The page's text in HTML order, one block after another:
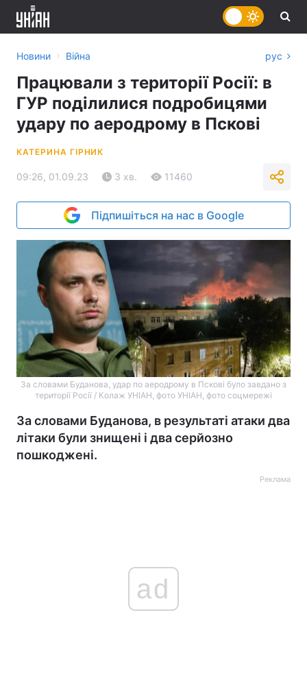
Новини › Війна рус
Працювали з території Росії: в
ГУР поділилися подробицями
удару по аеродрому в Пскові
КАТЕРИНА ГІРНИК
09:26, 01.09.23 3 хв. 11460
Підпишіться на нас в Google
За словами Буданова, удар по аеродрому в Пскові було завдано з
території Росії / Колаж УНІАН, фото УНІАН, фото соцмережі
За словами Буданова, в результаті атаки два
літаки були знищені і два серйозно
пошкоджені.
Реклама
ad